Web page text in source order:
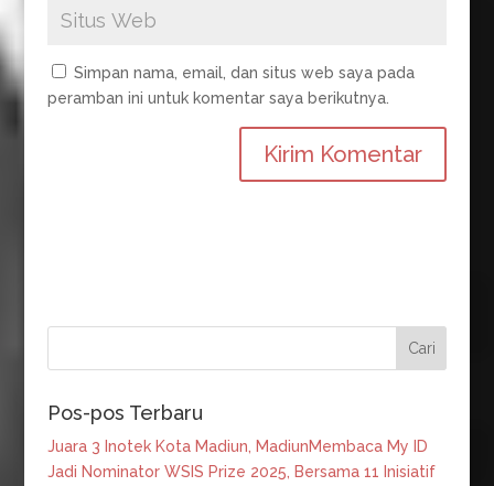
Simpan nama, email, dan situs web saya pada
peramban ini untuk komentar saya berikutnya.
Pos-pos Terbaru
Juara 3 Inotek Kota Madiun, MadiunMembaca My ID
Jadi Nominator WSIS Prize 2025, Bersama 11 Inisiatif